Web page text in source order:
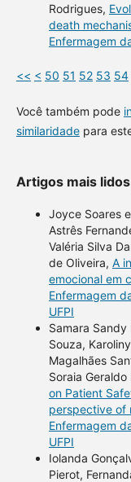
Rodrigues,
death
Enfermagem
<< < 50 51 52 53 54
Você também pode
similaridadepara
Artigos mais
Joyce Soares
Astrês
Valéria Silva
de Oliveira, A
emocional em
Enfermagem
UFPI
Samara Sandy
Souza,
Magalhães
Soraia
on Patient
perspective of
Enfermagem
UFPI
Iolanda
Pierot,